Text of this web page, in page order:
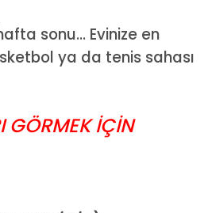
sonu... Evinize en
ya da tenis sahası
GÖRMEK İÇİN